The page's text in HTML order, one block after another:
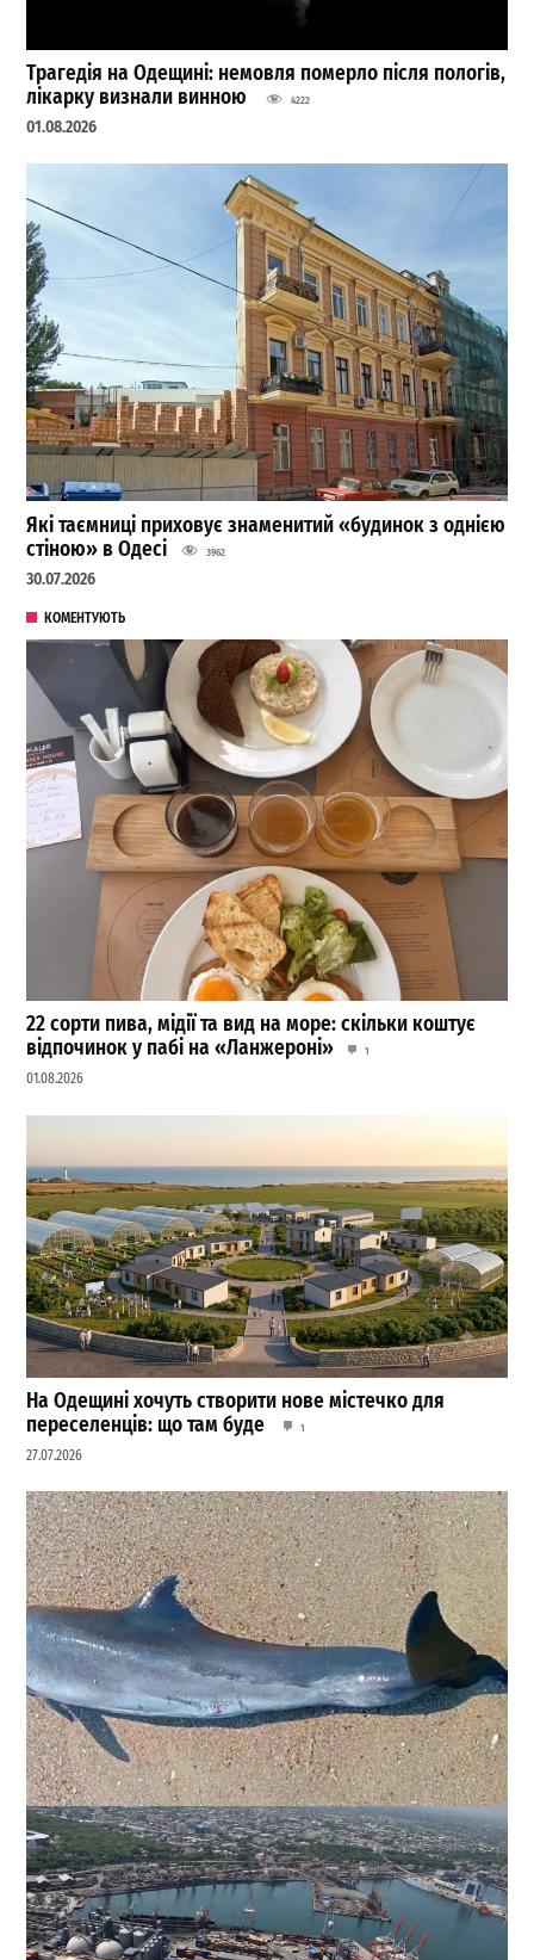
Трагедія на Одещині: немовля померло після пологів,
лікарку визнали винною
4222
01.08.2026
Які таємниці приховує знаменитий «будинок з однією
стіною» в Одесі
3962
30.07.2026
КОМЕНТУЮТЬ
22 сорти пива, мідії та вид на море: скільки коштує
відпочинок у пабі на «Ланжероні»
1
01.08.2026
На Одещині хочуть створити нове містечко для
переселенців: що там буде
1
27.07.2026
Рекордна загибель дельфінів біля Одеси: як
допомогти контуженій тварині
0
03.08.2026